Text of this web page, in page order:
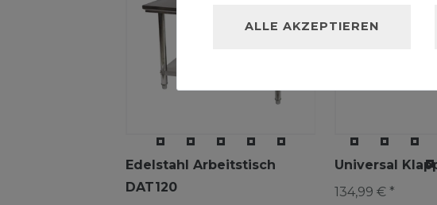
Edelstahl Arbeitstisch
DAT120
Universal
134,99 € *
ALLE AKZEPTIEREN